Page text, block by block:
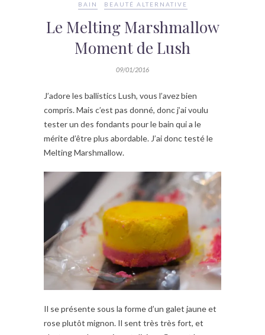
BAIN BEAUTÉ ALTERNATIVE
Le Melting Marshmallow
Moment de Lush
09/01/2016
J’adore les ballistics Lush, vous l’avez bien
compris. Mais c’est pas donné, donc j’ai voulu
tester un des fondants pour le bain qui a le
mérite d’être plus abordable. J’ai donc testé le
Melting Marshmallow.
Il se présente sous la forme d’un galet jaune et
rose plutôt mignon. Il sent très très fort, et